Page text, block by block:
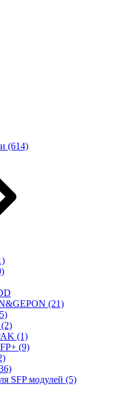
(614)
(21)
(2)
(1)
(9)
SFP модулей (5)